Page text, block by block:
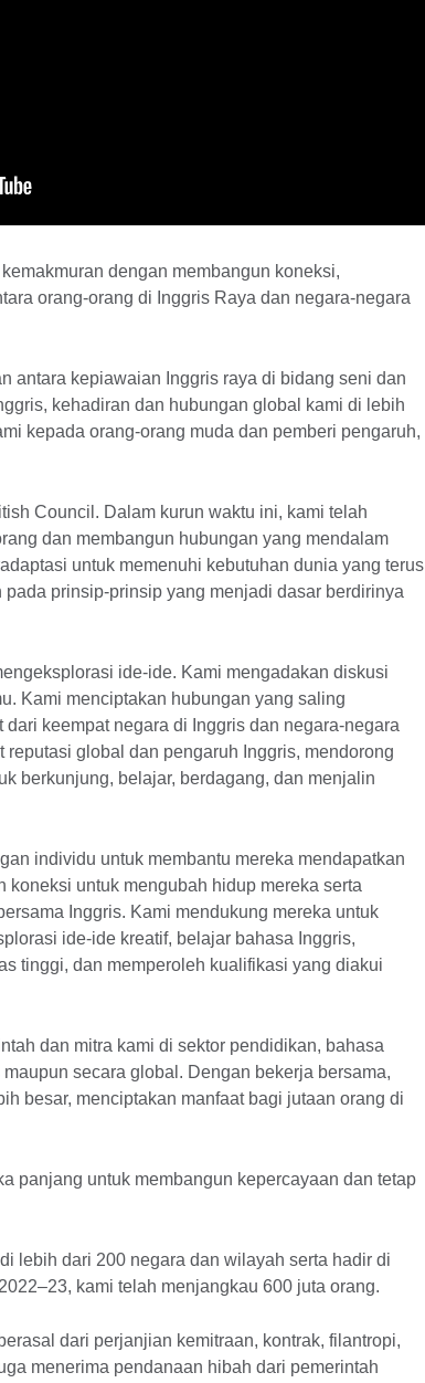
dengan membangun koneksi,
orang-orang di Inggris Raya dan negara-negara
antara kepiawaian Inggris raya di bidang seni dan
kehadiran dan hubungan global kami di lebih
kepada orang-orang muda dan pemberi pengaruh,
Council. Dalam kurun waktu ini, kami telah
dan membangun hubungan yang mendalam
untuk memenuhi kebutuhan dunia yang terus
prinsip-prinsip yang menjadi dasar berdirinya
ide-ide. Kami mengadakan diskusi
Kami menciptakan hubungan yang saling
keempat negara di Inggris dan negara-negara
reputasi global dan pengaruh Inggris, mendorong
berkunjung, belajar, berdagang, dan menjalin
individu untuk membantu mereka mendapatkan
koneksi untuk mengubah hidup mereka serta
Inggris. Kami mendukung mereka untuk
ide-ide kreatif, belajar bahasa Inggris,
tinggi, dan memperoleh kualifikasi yang diakui
dan mitra kami di sektor pendidikan, bahasa
secara global. Dengan bekerja bersama,
besar, menciptakan manfaat bagi jutaan orang di
panjang untuk membangun kepercayaan dan tetap
lebih dari 200 negara dan wilayah serta hadir di
kami telah menjangkau 600 juta orang.
dari perjanjian kemitraan, kontrak, filantropi,
menerima pendanaan hibah dari pemerintah